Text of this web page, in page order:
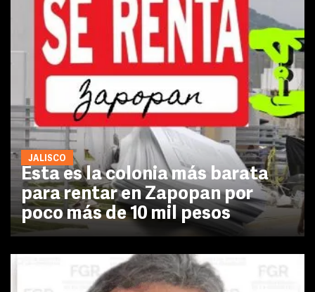
JALISCO
Esta es la colonia más barata
para rentar en Zapopan por
poco más de 10 mil pesos